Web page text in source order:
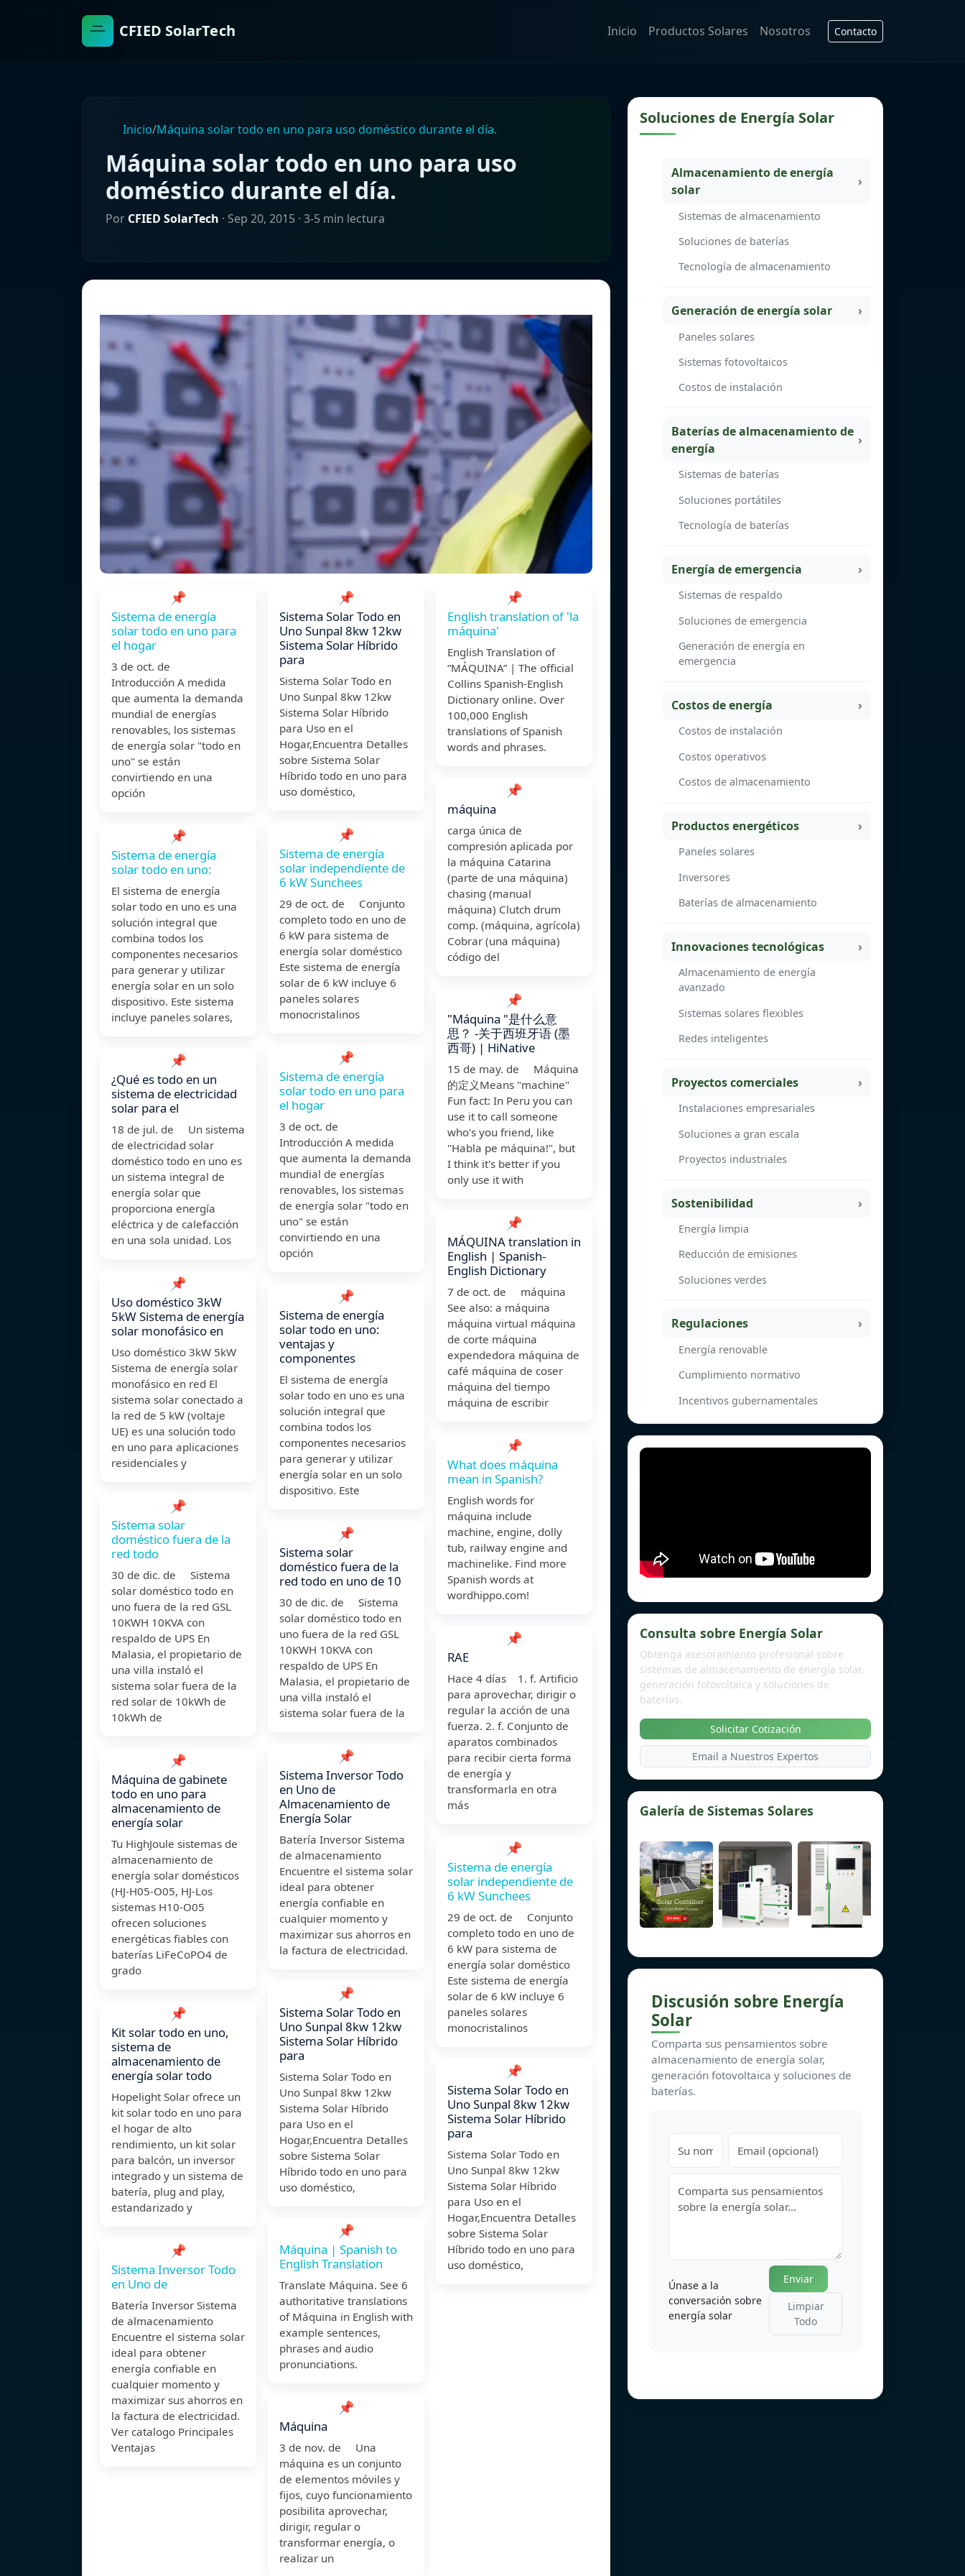
CFIED SolarTech Inicio Productos Solares Nosotros Contacto
Inicio/Máquina solar todo en uno para uso doméstico durante el día.
Máquina solar todo en uno para uso
doméstico durante el día.
Por CFIED SolarTech · Sep 20, 2015 · 3-5 min lectura
📌
Sistema de energía
solar todo en uno para
el hogar
3 de oct. de
Introducción A medida
que aumenta la demanda
mundial de energías
renovables, los sistemas
de energía solar "todo en
uno" se están
convirtiendo en una
opción
📌
Sistema de energía
solar todo en uno:
El sistema de energía
solar todo en uno es una
solución integral que
combina todos los
componentes necesarios
para generar y utilizar
energía solar en un solo
dispositivo. Este sistema
incluye paneles solares,
📌
¿Qué es todo en un
sistema de electricidad
solar para el
18 de jul. de Un sistema
de electricidad solar
doméstico todo en uno es
un sistema integral de
energía solar que
proporciona energía
eléctrica y de calefacción
en una sola unidad. Los
📌
Uso doméstico 3kW
5kW Sistema de energía
solar monofásico en
Uso doméstico 3kW 5kW
Sistema de energía solar
monofásico en red El
sistema solar conectado a
la red de 5 kW (voltaje
UE) es una solución todo
en uno para aplicaciones
residenciales y
📌
Sistema solar
doméstico fuera de la
red todo
30 de dic. de Sistema
solar doméstico todo en
uno fuera de la red GSL
10KWH 10KVA con
respaldo de UPS En
Malasia, el propietario de
una villa instaló el
sistema solar fuera de la
red solar de 10kWh de
10kWh de
📌
Máquina de gabinete
todo en uno para
almacenamiento de
energía solar
Tu HighJoule sistemas de
almacenamiento de
energía solar domésticos
(HJ-H05-O05, HJ-Los
sistemas H10-O05
ofrecen soluciones
energéticas fiables con
baterías LiFeCoPO4 de
grado
📌
Kit solar todo en uno,
sistema de
almacenamiento de
energía solar todo
Hopelight Solar ofrece un
kit solar todo en uno para
el hogar de alto
rendimiento, un kit solar
para balcón, un inversor
integrado y un sistema de
batería, plug and play,
estandarizado y
📌
Sistema Inversor Todo
en Uno de
Batería Inversor Sistema
de almacenamiento
Encuentre el sistema solar
ideal para obtener
energía confiable en
cualquier momento y
maximizar sus ahorros en
la factura de electricidad.
Ver catalogo Principales
Ventajas
📌
Sistema Solar Todo en
Uno Sunpal 8kw 12kw
Sistema Solar Híbrido
para
Sistema Solar Todo en
Uno Sunpal 8kw 12kw
Sistema Solar Híbrido
para Uso en el
Hogar,Encuentra Detalles
sobre Sistema Solar
Híbrido todo en uno para
uso doméstico,
📌
Sistema de energía
solar independiente de
6 kW Sunchees
29 de oct. de Conjunto
completo todo en uno de
6 kW para sistema de
energía solar doméstico
Este sistema de energía
solar de 6 kW incluye 6
paneles solares
monocristalinos
📌
Sistema de energía
solar todo en uno para
el hogar
3 de oct. de
Introducción A medida
que aumenta la demanda
mundial de energías
renovables, los sistemas
de energía solar "todo en
uno" se están
convirtiendo en una
opción
📌
Sistema de energía
solar todo en uno:
ventajas y
componentes
El sistema de energía
solar todo en uno es una
solución integral que
combina todos los
componentes necesarios
para generar y utilizar
energía solar en un solo
dispositivo. Este
📌
Sistema solar
doméstico fuera de la
red todo en uno de 10
30 de dic. de Sistema
solar doméstico todo en
uno fuera de la red GSL
10KWH 10KVA con
respaldo de UPS En
Malasia, el propietario de
una villa instaló el
sistema solar fuera de la
📌
Sistema Inversor Todo
en Uno de
Almacenamiento de
Energía Solar
Batería Inversor Sistema
de almacenamiento
Encuentre el sistema solar
ideal para obtener
energía confiable en
cualquier momento y
maximizar sus ahorros en
la factura de electricidad.
📌
Sistema Solar Todo en
Uno Sunpal 8kw 12kw
Sistema Solar Híbrido
para
Sistema Solar Todo en
Uno Sunpal 8kw 12kw
Sistema Solar Híbrido
para Uso en el
Hogar,Encuentra Detalles
sobre Sistema Solar
Híbrido todo en uno para
uso doméstico,
📌
Máquina | Spanish to
English Translation
Translate Máquina. See 6
authoritative translations
of Máquina in English with
example sentences,
phrases and audio
pronunciations.
📌
Máquina
3 de nov. de Una
máquina es un conjunto
de elementos móviles y
fijos, cuyo funcionamiento
posibilita aprovechar,
dirigir, regular o
transformar energía, o
realizar un
📌
English translation of 'la
máquina'
English Translation of
“MÁQUINA” | The official
Collins Spanish-English
Dictionary online. Over
100,000 English
translations of Spanish
words and phrases.
📌
máquina
carga única de
compresión aplicada por
la máquina Catarina
(parte de una máquina)
chasing (manual
máquina) Clutch drum
comp. (máquina, agrícola)
Cobrar (una máquina)
código del
📌
"Máquina "是什么意
思？ -关于西班牙语 (墨
西哥) | HiNative
15 de may. de Máquina
的定义Means "machine"
Fun fact: In Peru you can
use it to call someone
who's you friend, like
"Habla pe máquina!", but
I think it's better if you
only use it with
📌
MÁQUINA translation in
English | Spanish-
English Dictionary
7 de oct. de máquina
See also: a máquina
máquina virtual máquina
de corte máquina
expendedora máquina de
café máquina de coser
máquina del tiempo
máquina de escribir
📌
What does máquina
mean in Spanish?
English words for
máquina include
machine, engine, dolly
tub, railway engine and
machinelike. Find more
Spanish words at
wordhippo.com!
📌
RAE
Hace 4 días 1. f. Artificio
para aprovechar, dirigir o
regular la acción de una
fuerza. 2. f. Conjunto de
aparatos combinados
para recibir cierta forma
de energía y
transformarla en otra
más
📌
Sistema de energía
solar independiente de
6 kW Sunchees
29 de oct. de Conjunto
completo todo en uno de
6 kW para sistema de
energía solar doméstico
Este sistema de energía
solar de 6 kW incluye 6
paneles solares
monocristalinos
📌
Sistema Solar Todo en
Uno Sunpal 8kw 12kw
Sistema Solar Híbrido
para
Sistema Solar Todo en
Uno Sunpal 8kw 12kw
Sistema Solar Híbrido
para Uso en el
Hogar,Encuentra Detalles
sobre Sistema Solar
Híbrido todo en uno para
uso doméstico,
Soluciones de Energía Solar
Almacenamiento de energía
solar
Sistemas de almacenamiento
Soluciones de baterías
Tecnología de almacenamiento
Generación de energía solar
Paneles solares
Sistemas fotovoltaicos
Costos de instalación
Baterías de almacenamiento de
energía
Sistemas de baterías
Soluciones portátiles
Tecnología de baterías
Energía de emergencia
Sistemas de respaldo
Soluciones de emergencia
Generación de energía en
emergencia
Costos de energía
Costos de instalación
Costos operativos
Costos de almacenamiento
Productos energéticos
Paneles solares
Inversores
Baterías de almacenamiento
Innovaciones tecnológicas
Almacenamiento de energía
avanzado
Sistemas solares flexibles
Redes inteligentes
Proyectos comerciales
Instalaciones empresariales
Soluciones a gran escala
Proyectos industriales
Sostenibilidad
Energía limpia
Reducción de emisiones
Soluciones verdes
Regulaciones
Energía renovable
Cumplimiento normativo
Incentivos gubernamentales
Consulta sobre Energía Solar
Obtenga asesoramiento profesional sobre
sistemas de almacenamiento de energía solar,
generación fotovoltaica y soluciones de
baterías.
Solicitar Cotización
Email a Nuestros Expertos
Galería de Sistemas Solares
Discusión sobre Energía
Solar
Comparta sus pensamientos sobre
almacenamiento de energía solar,
generación fotovoltaica y soluciones de
baterías.
Únase a la
conversación sobre
energía solar
Enviar
Limpiar
Todo